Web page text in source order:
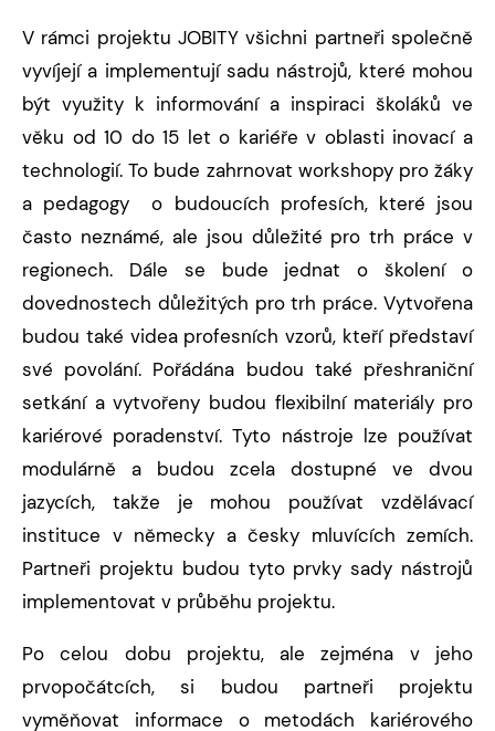
V rámci projektu JOBITY všichni partneři společně
vyvíjejí a implementují sadu nástrojů, které mohou
být využity k informování a inspiraci školáků ve
věku od 10 do 15 let o kariéře v oblasti inovací a
technologií. To bude zahrnovat workshopy pro žáky
a pedagogy o budoucích profesích, které jsou
často neznámé, ale jsou důležité pro trh práce v
regionech. Dále se bude jednat o školení o
dovednostech důležitých pro trh práce. Vytvořena
budou také videa profesních vzorů, kteří představí
své povolání. Pořádána budou také přeshraniční
setkání a vytvořeny budou flexibilní materiály pro
kariérové poradenství. Tyto nástroje lze používat
modulárně a budou zcela dostupné ve dvou
jazycích, takže je mohou používat vzdělávací
instituce v německy a česky mluvících zemích.
Partneři projektu budou tyto prvky sady nástrojů
implementovat v průběhu projektu.
Po celou dobu projektu, ale zejména v jeho
prvopočátcích, si budou partneři projektu
vyměňovat informace o metodách kariérového